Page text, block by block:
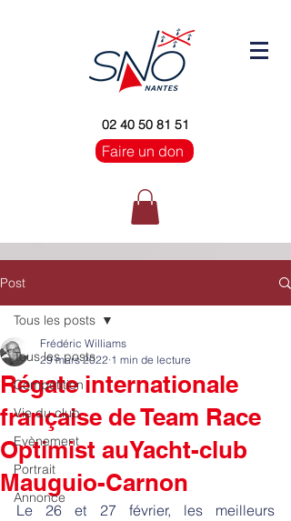
02 40 50 81 51
Faire un don
Post
Tous les posts
Compétition
Vie du club
Evènement
Portrait
Annonce
Tous les posts
Régate internationale
française de Team Race
Optimist auYacht-club
Mauguio-Carnon
Frédéric Williams
29 mars 2022 1 min de lecture
Le 26 et 27 février, les meilleurs